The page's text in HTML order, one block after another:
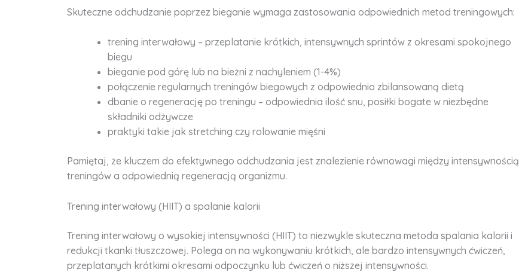
Skuteczne odchudzanie poprzez bieganie wymaga zastosowania odpowiednich metod treningowych:
trening interwałowy – przeplatanie krótkich, intensywnych sprintów z okresami spokojnego
biegu
bieganie pod górę lub na bieżni z nachyleniem (1-4%)
połączenie regularnych treningów biegowych z odpowiednio zbilansowaną dietą
dbanie o regenerację po treningu – odpowiednia ilość snu, posiłki bogate w niezbędne
składniki odżywcze
praktyki takie jak stretching czy rolowanie mięśni
Pamiętaj, że kluczem do efektywnego odchudzania jest znalezienie równowagi między intensywnością
treningów a odpowiednią regeneracją organizmu.
Trening interwałowy (HIIT) a spalanie kalorii
Trening interwałowy o wysokiej intensywności (HIIT) to niezwykle skuteczna metoda spalania kalorii i
redukcji tkanki tłuszczowej. Polega on na wykonywaniu krótkich, ale bardzo intensywnych ćwiczeń,
przeplatanych krótkimi okresami odpoczynku lub ćwiczeń o niższej intensywności.